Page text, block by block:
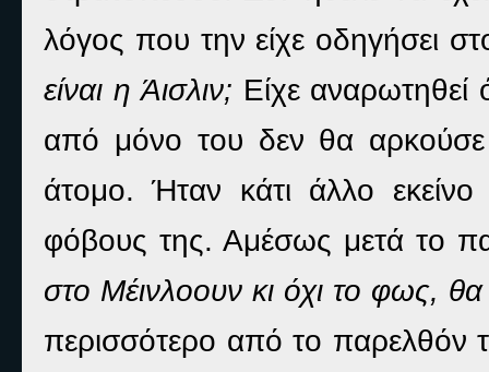
λόγος που την είχε οδηγήσει
είναι η Άισλιν; Είχε αναρωτηθεί
από μόνο του δεν θα αρκούσε
άτομο. Ήταν κάτι άλλο
φόβους της. Αμέσως μετά το
στο Μέινλοουν κι όχι το φως,
περισσότερο από το παρελθόν